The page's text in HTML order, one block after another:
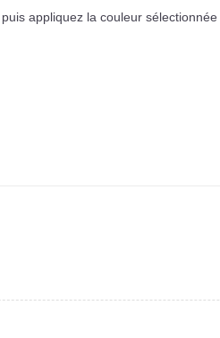
appliquez la couleur sélectionnée